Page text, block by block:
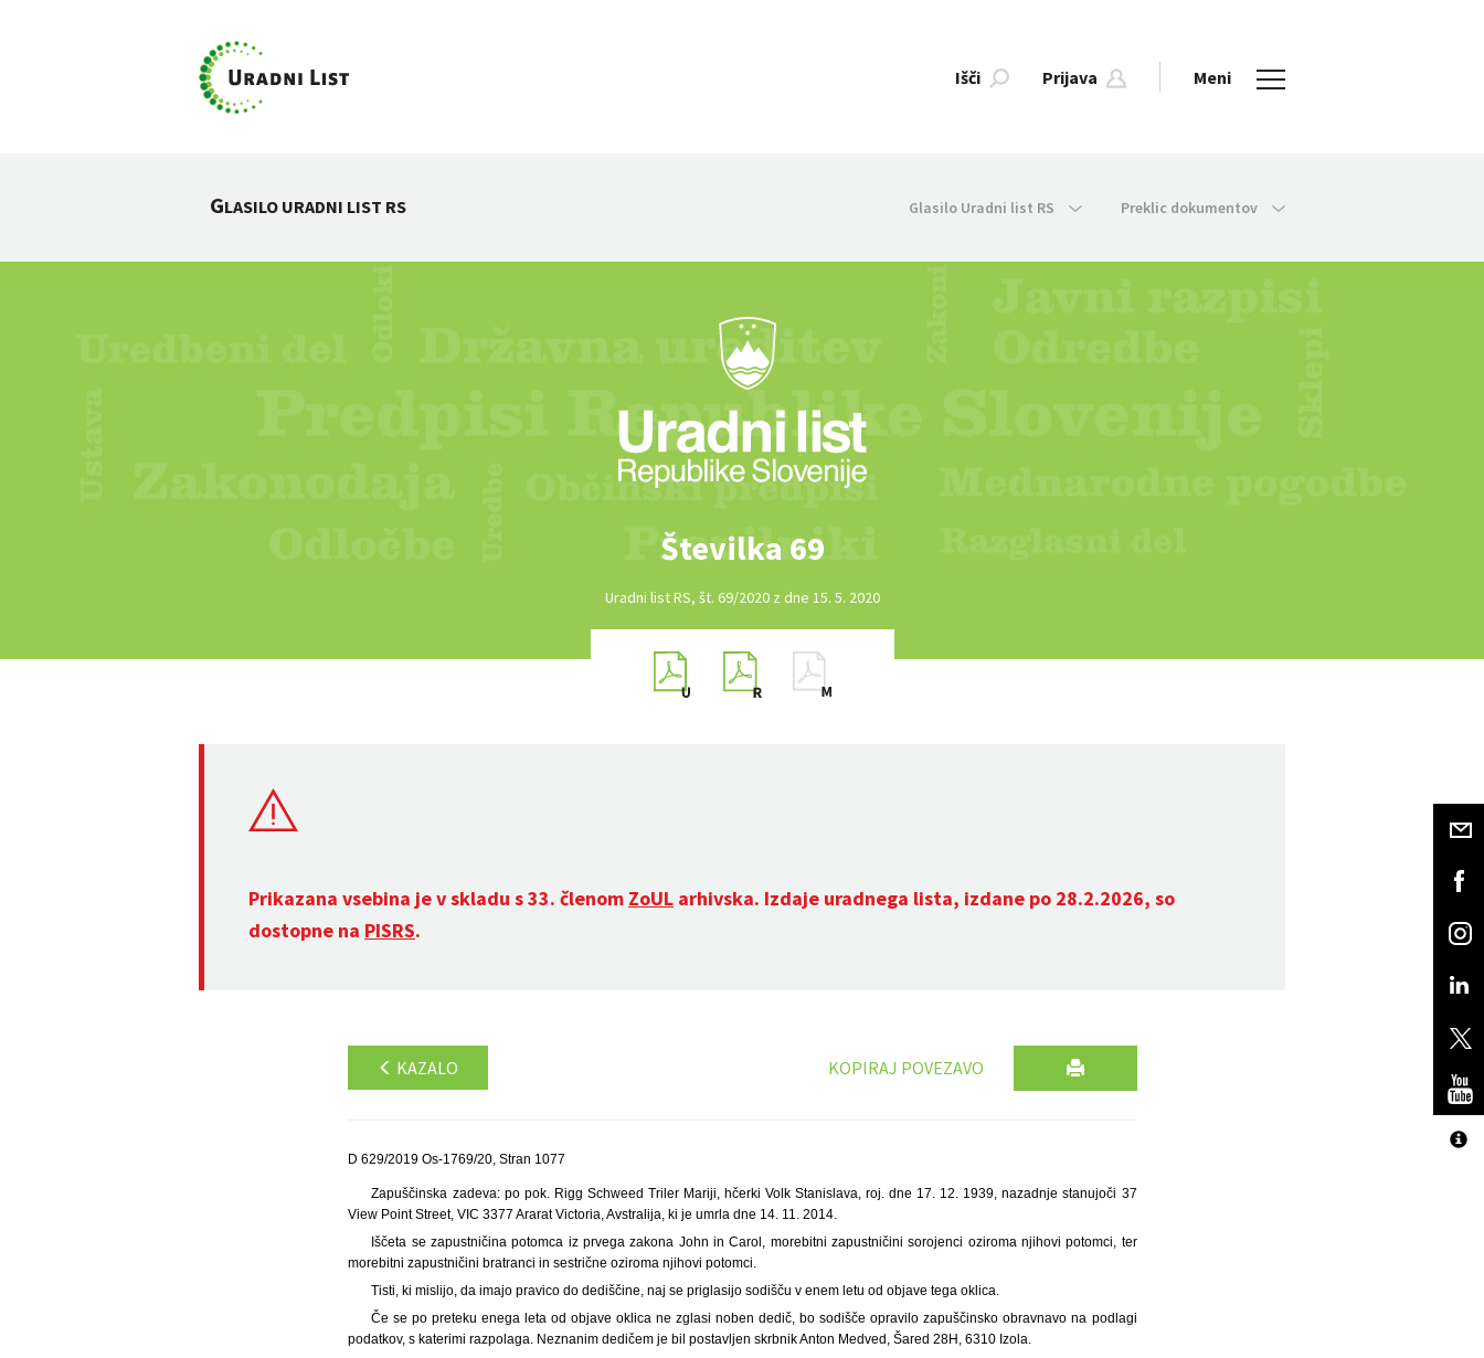
Išči Prijava Meni
GLASILO URADNI LIST RS Glasilo Uradni list RS Preklic dokumentov
Številka 69
Uradni list RS, št. 69/2020 z dne 15. 5. 2020
Prikazana vsebina je v skladu s 33. členom ZoUL arhivska. Izdaje uradnega lista, izdane po 28.2.2026, so
dostopne na PISRS.
KAZALO KOPIRAJ POVEZAVO
D 629/2019 Os-1769/20, Stran 1077
Zapuščinska zadeva: po pok. Rigg Schweed Triler Mariji, hčerki Volk Stanislava, roj. dne 17. 12. 1939, nazadnje stanujoči 37
View Point Street, VIC 3377 Ararat Victoria, Avstralija, ki je umrla dne 14. 11. 2014.
Iščeta se zapustničina potomca iz prvega zakona John in Carol, morebitni zapustničini sorojenci oziroma njihovi potomci, ter
morebitni zapustničini bratranci in sestrične oziroma njihovi potomci.
Tisti, ki mislijo, da imajo pravico do dediščine, naj se priglasijo sodišču v enem letu od objave tega oklica.
Če se po preteku enega leta od objave oklica ne zglasi noben dedič, bo sodišče opravilo zapuščinsko obravnavo na podlagi
podatkov, s katerimi razpolaga. Neznanim dedičem je bil postavljen skrbnik Anton Medved, Šared 28H, 6310 Izola.